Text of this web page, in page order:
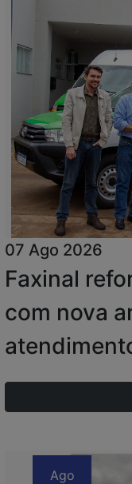
07 Ago 2026
Faxinal
com nova
Ago